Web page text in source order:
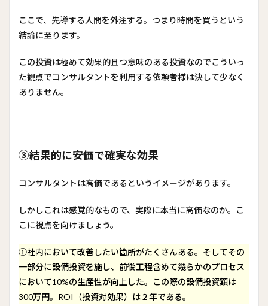
ここで、先導する人間を外注する。つまり時間を買うという
結論に至ります。
この投資は極めて効果的且つ意味のある投資なのでこういっ
た観点でコンサルタントを利用する依頼者様は決して少なく
ありません。
③結果的に安価で確実な効果
コンサルタントは高価であるというイメージがあります。
しかしこれは感覚的なもので、実際に本当に高価なのか。こ
こに視点を向けましょう。
①社内において改善したい箇所がたくさんある。そしてその
一部分に設備投資を施し、前後工程含めて幾らかのプロセス
において10%の生産性が向上した。この際の設備投資額は
300万円。ROI（投資対効果）は２年である。